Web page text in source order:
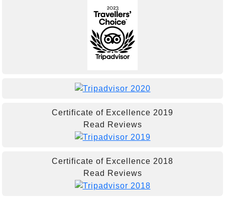
Certificate of Excellence 2019
Read Reviews
Certificate of Excellence 2018
Read Reviews